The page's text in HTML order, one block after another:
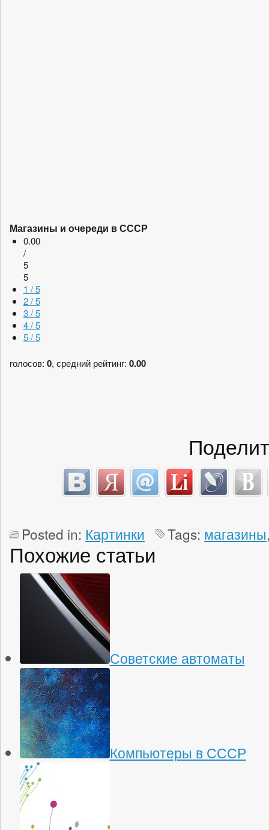
Магазины и очереди в СССР
0.00
/
5
5
1 / 5
2 / 5
3 / 5
4 / 5
5 / 5
голосов: 0, средний рейтинг: 0.00
Posted in: Картинки Tags: магазины
Похожие статьи
Советские автоматы
Компьютеры в СССР